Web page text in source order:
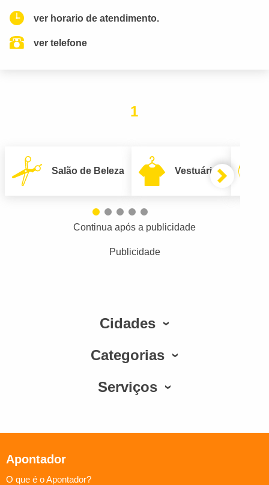
ver horario de atendimento.
ver telefone
1
Salão de Beleza Vestuário
Continua após a publicidade
Publicidade
Cidades
Categorias
Serviços
Apontador
O que é o Apontador?